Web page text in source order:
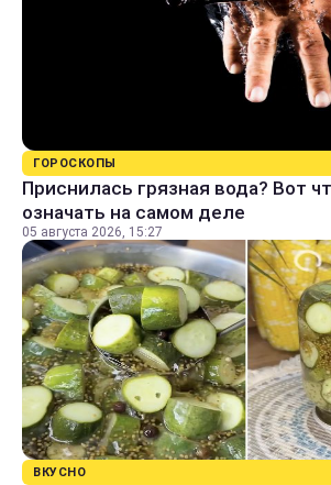
ГОРОСКОПЫ
Приснилась грязная вода? Вот
означать на самом деле
05 августа 2026, 15:27
ВКУСНО